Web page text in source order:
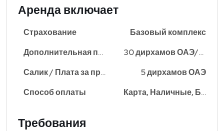
Аренда включает
Страхование
Дополнительная плата за километраж
Салик / Плата за проезд
Способ оплаты
Базовый комплекс
30 дирхамов ОАЭ/км (±)
5 дирхамов ОАЭ
Карта, Наличные, Банковский перевод
Требования